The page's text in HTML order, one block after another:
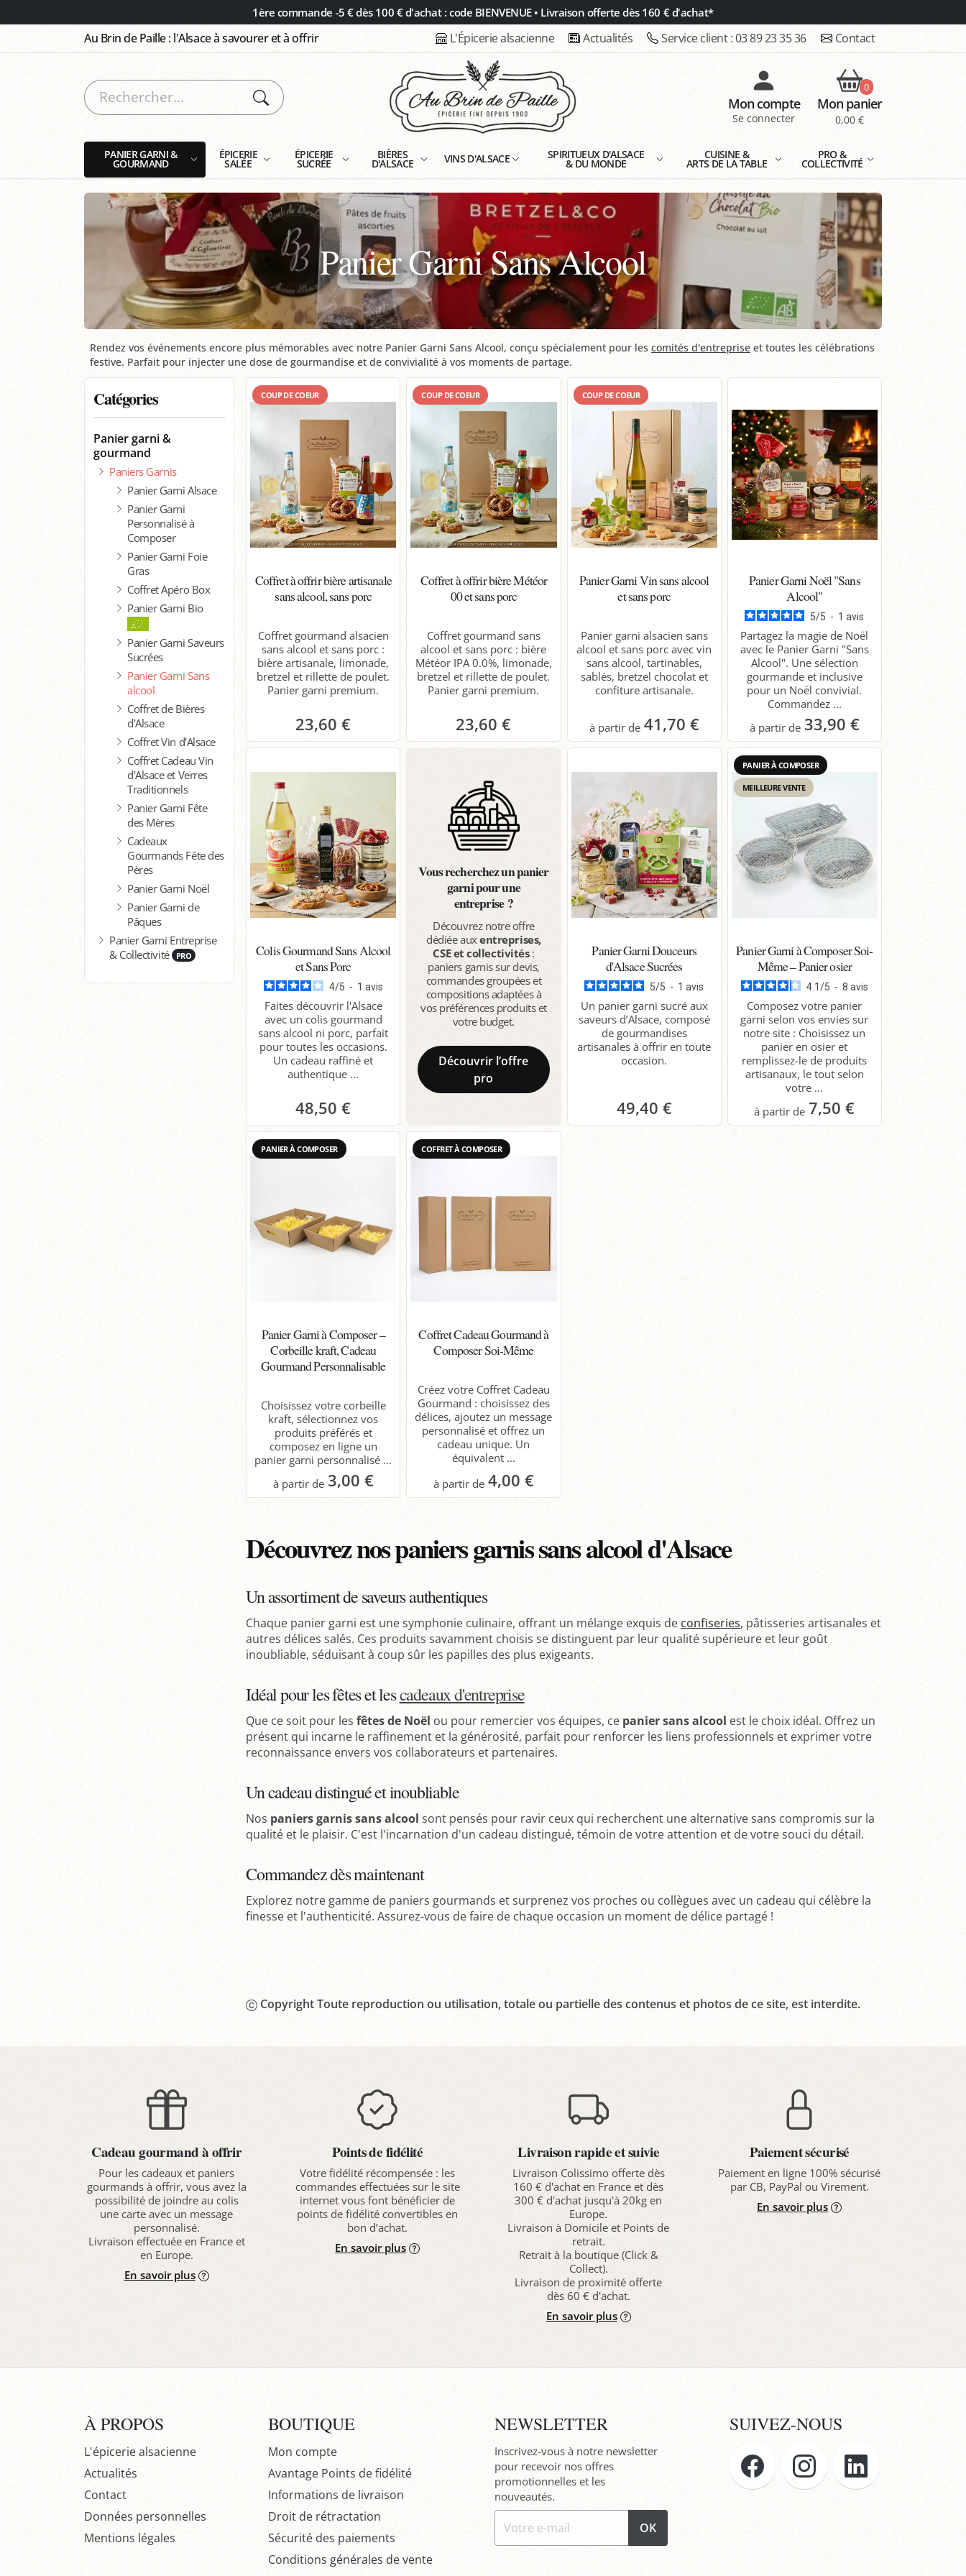
1ère commande -5 € dès 100 € d'achat : code BIENVENUE • Livraison offerte dès 160 € d'achat*
Au Brin de Paille : l'Alsace à savourer et à offrir L'Épicerie alsacienne Actualités Service client :03 89 23 35 36 Contact
Mon compte
Se connecter
0
Mon panier
0,00 €
PANIER GARNI &
GOURMAND
ÉPICERIE
SALÉE
ÉPICERIE
SUCRÉE
BIÈRES
D'ALSACE VINS D'ALSACE SPIRITUEUX D'ALSACE
& DU MONDE
CUISINE &
ARTS DE LA TABLE
PRO &
COLLECTIVITÉ
Panier Garni Sans Alcool
Rendez vos événements encore plus mémorables avec notre Panier Garni Sans Alcool, conçu spécialement pour les comités d'entreprise et toutes les célébrations
festive. Parfait pour injecter une dose de gourmandise et de convivialité à vos moments de partage.
Catégories
Panier garni &
gourmand
Paniers Garnis
Panier Garni Alsace
Panier Garni
Personnalisé à
Composer
Panier Garni Foie
Gras
Coffret Apéro Box
Panier Garni Bio
Panier Garni Saveurs
Sucrées
Panier Garni Sans
alcool
Coffret de Bières
d'Alsace
Coffret Vin d'Alsace
Coffret Cadeau Vin
d'Alsace et Verres
Traditionnels
Panier Garni Fête
des Mères
Cadeaux
Gourmands Fête des
Pères
Panier Garni Noël
Panier Garni de
Pâques
Panier Garni Entreprise
& Collectivité PRO
COUP DE COEUR
Coffret à offrir bière artisanale
sans alcool, sans porc
Coffret gourmand alsacien
sans alcool et sans porc :
bière artisanale, limonade,
bretzel et rillette de poulet.
Panier garni premium.
23,60 €
COUP DE COEUR
Coffret à offrir bière Météor
00 et sans porc
Coffret gourmand sans
alcool et sans porc : bière
Météor IPA 0.0%, limonade,
bretzel et rillette de poulet.
Panier garni premium.
23,60 €
COUP DE COEUR
Panier Garni Vin sans alcool
et sans porc
Panier garni alsacien sans
alcool et sans porc avec vin
sans alcool, tartinables,
sablés, bretzel chocolat et
confiture artisanale.
41,70 €
Panier Garni Noël "Sans
Alcool"
5/5 - 1avis
Partagez la magie de Noël
avec le Panier Garni "Sans
Alcool". Une sélection
gourmande et inclusive
pour un Noël convivial.
Commandez ...
33,90 €
Panier
Colis Gourmand Sans Alcool
et Sans Porc
4/5 - 1 avis
Faites découvrir l'Alsace
avec un colis gourmand
sans alcool ni porc, parfait
pour toutes les occasions.
Un cadeau raffiné et
authentique ...
48,50 €
Panier
Panier Garni Douceurs
d'Alsace Sucrées
5/5 - 1avis
Un panier garni sucré aux
saveurs d’Alsace, composé
de gourmandises
artisanales à offrir en toute
occasion.
49,40 €
PANIER À COMPOSER
MEILLEURE VENTE
Panier Garni à Composer Soi-
Même – Panier osier
4.1/5 - 8 avis
Composez votre panier
garni selon vos envies sur
notre site : Choisissez un
panier en osier et
remplissez-le de produits
artisanaux, le tout selon
votre ...
7,50 €
PANIER À COMPOSER
Panier Garni à Composer –
Corbeille kraft, Cadeau
Gourmand Personnalisable
Choisissez votre corbeille
kraft, sélectionnez vos
produits préférés et
composez en ligne un
panier garni personnalisé ...
3,00 €
COFFRET À COMPOSER
Coffret Cadeau Gourmand à
Composer Soi-Même
Créez votre Coffret Cadeau
Gourmand : choisissez des
délices, ajoutez un message
personnalisé et offrez un
cadeau unique. Un
équivalent ...
4,00 €
Vous recherchez un panier
garni pour une
entreprise ?
Découvrez notre offre
dédiée auxentreprises,
CSE et collectivités:
paniers garnis sur devis,
commandes groupées et
compositions adaptées à
vos préférences produits et
votre budget.
Découvrir l’offre
pro
Découvrez nos paniers garnis sans alcool d'Alsace
Un assortiment de saveurs authentiques
Chaque panier garni est une symphonie culinaire, offrant un mélange exquis deconfiseries, pâtisseries artisanales et
autres délices salés. Ces produits savamment choisis se distinguent par leur qualité supérieure et leur goût
inoubliable, séduisant à coup sûr les papilles des plus exigeants.
Idéal pour les fêtes et lescadeaux d'entreprise
Que ce soit pour lesfêtes de Noël ou pour remercier vos équipes, ce panier sans alcool est le choix idéal. Offrez un
présent qui incarne le raffinement et la générosité, parfait pour renforcer les liens professionnels et exprimer votre
reconnaissance envers vos collaborateurs et partenaires.
Un cadeau distingué et inoubliable
Nos paniers garnis sans alcool sont pensés pour ravir ceux qui recherchent une alternative sans compromis sur la
qualité et le plaisir. C'est l'incarnation d'un cadeau distingué, témoin de votre attention et de votre souci du détail.
Commandez dès maintenant
Explorez notre gamme de paniers gourmands et surprenez vos proches ou collègues avec un cadeau qui célèbre la
finesse et l'authenticité. Assurez-vous de faire de chaque occasion un moment de délice partagé !
Copyright Toute reproduction ou utilisation, totale ou partielle des contenus et photos de ce site, est interdite.
Cadeau gourmand à offrir
Pour les cadeaux et paniers
gourmands à offrir, vous avez la
possibilité de joindre au colis
une carte avec un message
personnalisé.
Livraison effectuée en France et
en Europe.
En savoir plus
Points de fidélité
Votre fidélité récompensée : les
commandes effectuées sur le site
internet vous font bénéficier de
points de fidélité convertibles en
bon d’achat.
En savoir plus
Livraison rapide et suivie
Livraison Colissimo offerte dès
160 € d'achat en France et dès
300 € d'achat jusqu'à 20kg en
Europe.
Livraison à Domicile et Points de
retrait.
Retrait à la boutique (Click &
Collect).
Livraison de proximité offerte
dès 60 € d'achat.
En savoir plus
Paiement sécurisé
Paiement en ligne 100% sécurisé
par CB, PayPal ou Virement.
En savoir plus
À PROPOS
L'épicerie alsacienne
Actualités
Contact
Données personnelles
Mentions légales
BOUTIQUE
Mon compte
Avantage Points de fidélité
Informations de livraison
Droit de rétractation
Sécurité des paiements
Conditions générales de vente
NEWSLETTER
Inscrivez-vous à notre newsletter
pour recevoir nos offres
promotionnelles et les
nouveautés.
OK
SUIVEZ-NOUS